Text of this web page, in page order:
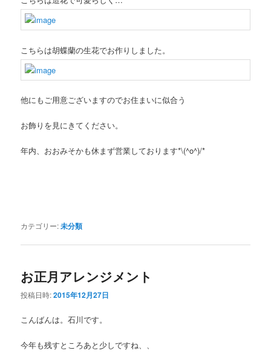
こちらは胡蝶蘭の生花でお作りしました。
他にもご用意ございますのでお住まいに似合う
お飾りを見にきてください。
年内、おおみそかも休まず営業しております*\(^o^)/*
カテゴリー:未分類
お正月アレンジメント
投稿日時:2015年12月27日
こんばんは。石川です。
今年も残すところあと少しですね、、